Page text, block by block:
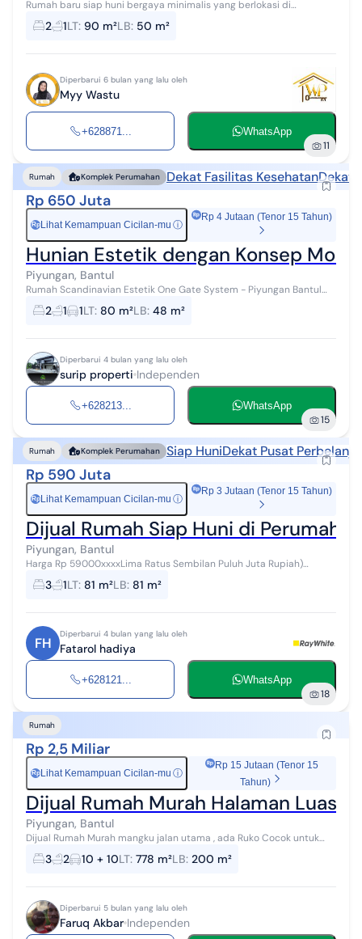
Rumah baru siap huni bergaya minimalis yang berlokasi di
Srimartani, Piyungan, Bantul. Berada di kawasan strategis dengan
akses mudah menuju RSUD P...
2 1LT: 90 m²LB: 50 m²
Diperbarui 6 bulan yang lalu oleh
Myy Wastu
+628871... WhatsApp
11
Rumah Komplek Perumahan Dekat Fasilitas KesehatanDekat
Rp 650 Juta
Rp Lihat Kemampuan Cicilan-mu ⓘ
Rp 4 Jutaan (Tenor 15 Tahun)
Hunian Estetik dengan Konsep
Piyungan, Bantul
Rumah Scandinavian Estetik One Gate System - Piyungan Bantul
Hyang Salinas Village, Kuden, Piyungan (Selatan Kids Fun Jl
Wonosari) Hunian estetik ...
2 1 1LT: 80 m²LB: 48 m²
Diperbarui 4 bulan yang lalu oleh
surip properti Independen
+628213... WhatsApp
15
Rumah Komplek Perumahan Siap HuniDekat Pusat
Rp 590 Juta
Rp Lihat Kemampuan Cicilan-mu ⓘ
Rp 3 Jutaan (Tenor 15 Tahun)
Dijual Rumah Siap Huni di
Piyungan, Bantul
Harga Rp 59000xxxxLima Ratus Sembilan Puluh Juta Rupiah)
Kesempatan memiliki hunian di lingkungan perumahan yang asri
dan tenang di kawasan Piyung...
3 1LT: 81 m²LB: 81 m²
FH
Diperbarui 4 bulan yang lalu oleh
Fatarol hadiya
+628121... WhatsApp
18
Rumah
Rp 2,5 Miliar
Rp Lihat Kemampuan Cicilan-mu ⓘ
Rp 15 Jutaan (Tenor 15
Tahun)
Dijual Rumah Murah Halaman Luas
Piyungan, Bantul
Dijual Rumah Murah mangku jalan utama , ada Ruko Cocok untuk
usaha dan Rumah tinggal tinggal Finishing cat ulang Luas tanah
778meter Luas Bangunan ...
3 2 10 + 10LT: 778 m²LB: 200 m²
Diperbarui 5 bulan yang lalu oleh
Faruq Akbar Independen